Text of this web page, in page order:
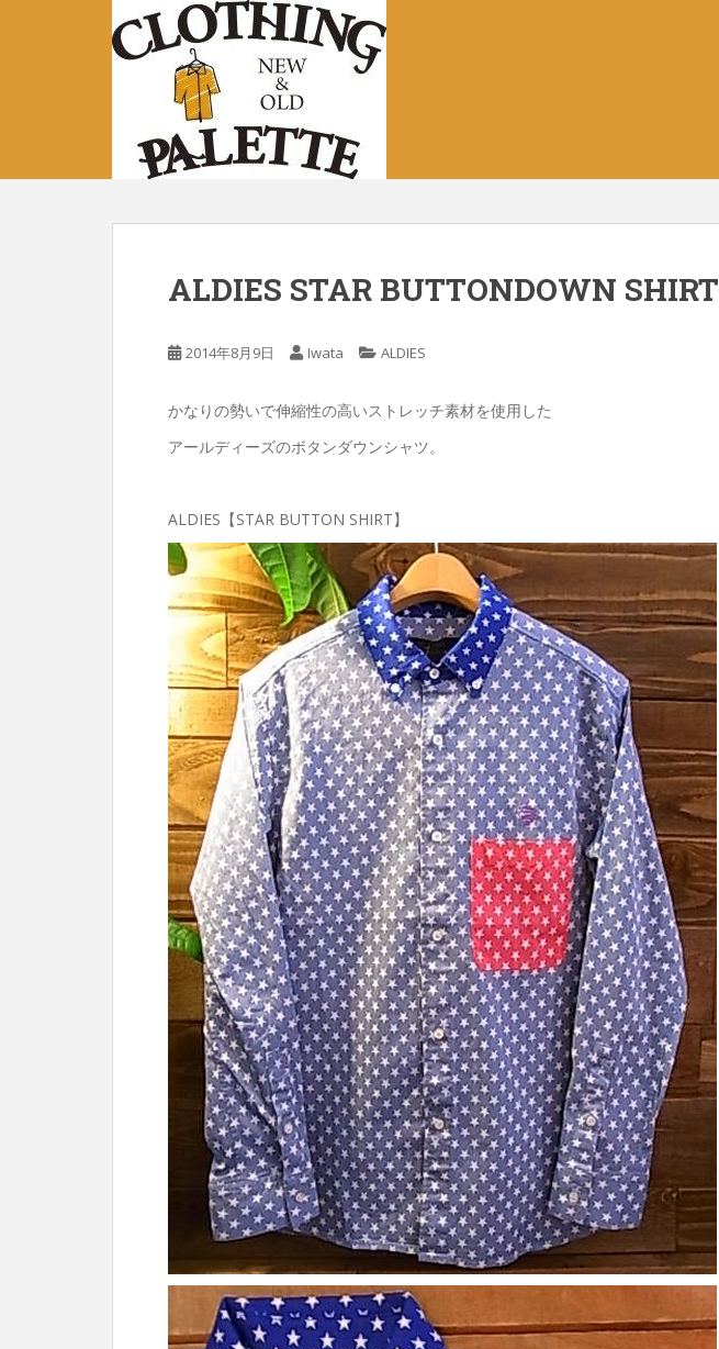
ALDIES STAR BUTTONDOWN SHIRT
2014年8月9日 Iwata ALDIES
かなりの勢いで伸縮性の高いストレッチ素材を使用した
アールディーズのボタンダウンシャツ。
ALDIES【STAR BUTTON SHIRT】